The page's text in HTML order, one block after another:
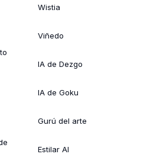
Wistia
Viñedo
IA de Dezgo
IA de Goku
Gurú del arte
Estilar AI